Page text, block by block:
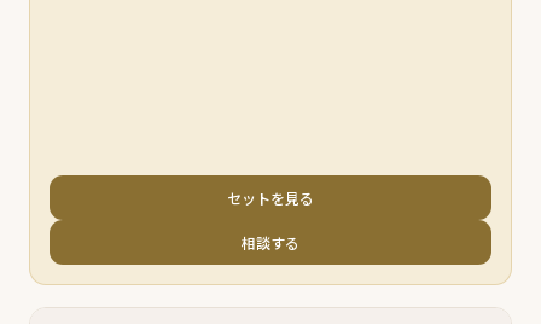
セットを見る
相談する